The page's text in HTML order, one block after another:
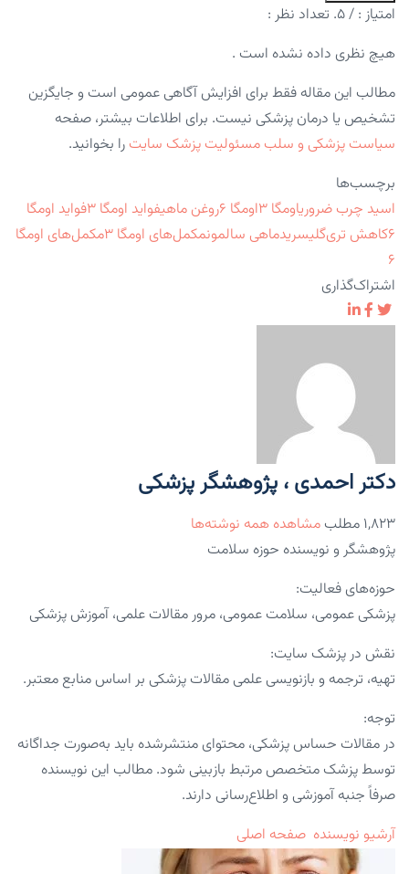
امتیاز : / ۵. تعداد نظر :
هیچ نظری داده نشده است .
مطالب این مقاله فقط برای افزایش آگاهی عمومی است و جایگزین
تشخیص یا درمان پزشکی نیست. برای اطلاعات بیشتر، صفحه
سیاست پزشکی و سلب مسئولیت پزشک سایت را بخوانید.
برچسب‌ها
اسید چرب ضروریاومگا 3 اومگا 6 روغن ماهیفواید اومگا 3 فواید اومگا
6کاهش تری‌گلیسریدماهی سالمونمکمل‌های اومگا 3 مکمل‌های اومگا
6
اشتراک‌گذاری
دکتر احمدی ، پژوهشگر پزشکی
۱,۸۲۳ مطلب
مشاهده همه نوشته‌ها
پژوهشگر و نویسنده حوزه سلامت
حوزه‌های فعالیت:
پزشکی عمومی، سلامت عمومی، مرور مقالات علمی، آموزش پزشکی
نقش در پزشک سایت:
تهیه، ترجمه و بازنویسی علمی مقالات پزشکی بر اساس منابع معتبر.
توجه:
در مقالات حساس پزشکی، محتوای منتشرشده باید به‌صورت جداگانه
توسط پزشک متخصص مرتبط بازبینی شود. مطالب این نویسنده
صرفاً جنبه آموزشی و اطلاع‌رسانی دارند.
آرشیو نویسنده صفحه اصلی